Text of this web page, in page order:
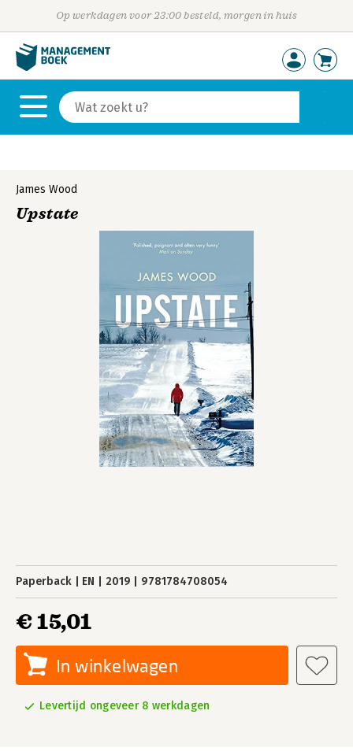
Op werkdagen voor 23:00 besteld, morgen in huis
James Wood
Upstate
Paperback EN 2019 9781784708054
€ 15,01
In winkelwagen
Levertijd ongeveer 8 werkdagen